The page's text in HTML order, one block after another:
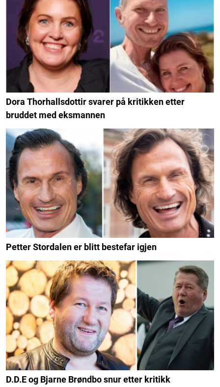
Dora Thorhallsdottir svarer på kritikken etter
bruddet med eksmannen
Petter Stordalen er blitt bestefar igjen
D.D.E og Bjarne Brøndbo snur etter kritikk